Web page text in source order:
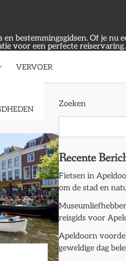
bestemmingsgidsen. Of je nu
voor een perfecte reiservaring.
VERVOER
Zoeken
Recente
Fietsen in
om de stad en
reisgids voor
Apeldoorn
geweldige dag